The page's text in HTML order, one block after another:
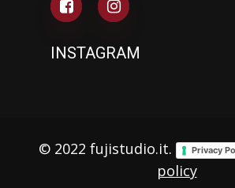
INSTAGRAM
© 2022 fujistudio.it. Privacy
policy